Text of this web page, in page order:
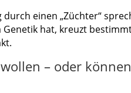
einen „Züchter“
Genetik hat, kreuzt
– oder